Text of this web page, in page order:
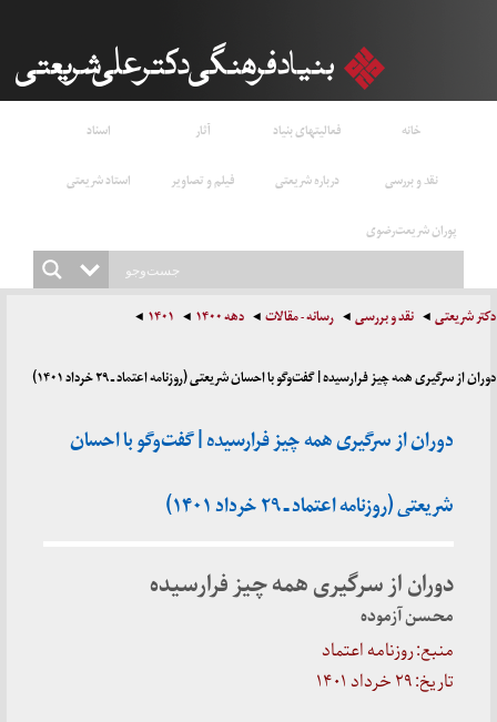
خانه فعالیتهای بنیاد آثار
اسناد
نقد و بررسی
درباره شریعتی فیلم و تصاویر
استاد شریعتی
پوران شریعت‌رضوی
دکتر شریعتی نقد و بررسی رسانه - مقالات دهه ۱۴۰۰ ۱۴۰۱
دوران از سرگیری همه چیز فرارسیده | گفت‌وگو با احسان شریعتی (روزنامه اعتماد ـ ۲۹ خرداد ۱۴۰۱)
دوران از سرگیری همه چیز فرارسیده | گفت‌وگو با احسان
شریعتی (روزنامه اعتماد ـ ۲۹ خرداد ۱۴۰۱)
دوران از سرگیری همه چیز فرارسیده
محسن آزموده
منبع: روزنامه اعتماد
تاریخ: ۲۹ خرداد ۱۴۰۱